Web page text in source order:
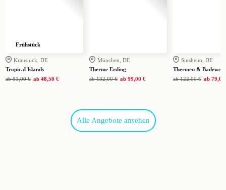
Frühstück
Krausnick, DE
Tropical Islands
ab 81,00 € ab 48,50 €
München, DE
Therme Erding
ab 132,00 € ab 99,00 €
Sinsheim, DE
Thermen & Badewelt
ab 122,00 € ab 79,00
Alle Angebote ansehen